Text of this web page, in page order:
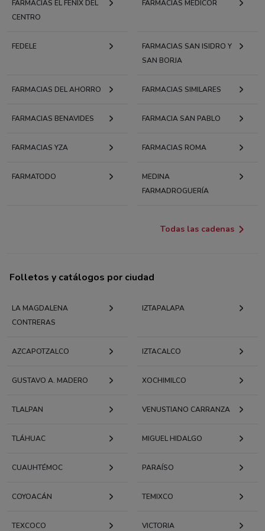
FARMACIAS EL FÉNIX DEL
CENTRO
FARMACIAS MÉDICOR
FEDELE
FARMACIAS SAN ISIDRO Y
SAN BORJA
FARMACIAS DEL AHORRO FARMACIAS SIMILARES
FARMACIAS BENAVIDES FARMACIA SAN PABLO
FARMACIAS YZA FARMACIAS ROMA
FARMATODO
MEDINA
FARMADROGUERÍA
Todas las cadenas
Folletos y catálogos por ciudad
LA MAGDALENA
CONTRERAS
IZTAPALAPA
AZCAPOTZALCO IZTACALCO
GUSTAVO A. MADERO XOCHIMILCO
TLALPAN VENUSTIANO CARRANZA
TLÁHUAC MIGUEL HIDALGO
CUAUHTÉMOC PARAÍSO
COYOACÁN TEMIXCO
TEXCOCO VICTORIA